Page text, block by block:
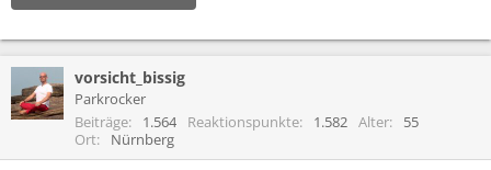
Drittanbieter-Cookies akzeptieren
vorsicht_bissig
Parkrocker
Beiträge
1.564 Reaktionspunkte 1.582 Alter
55
Ort
Nürnberg